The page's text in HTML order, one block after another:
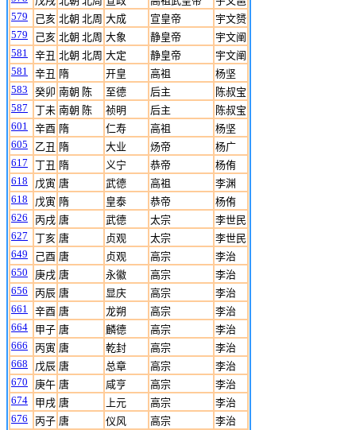
579
己亥 北朝 北周 大成 宣皇帝
宇文赟
579
己亥 北朝 北周 大象 静皇帝
宇文阐
581
辛丑 北朝 北周 大定 静皇帝
宇文阐
581
辛丑 隋 开皇 高祖
杨坚
583
癸卯 南朝 陈 至德 后主
陈叔宝
587
丁未 南朝 陈 祯明 后主
陈叔宝
601
辛酉 隋 仁寿 高祖
杨坚
605
乙丑 隋 大业 炀帝
杨广
617
丁丑 隋 义宁 恭帝
杨侑
618
戊寅 唐 武德 高祖
李渊
618
戊寅 隋 皇泰 恭帝
杨侑
626
丙戌 唐 武德 太宗
李世民
627
丁亥 唐 贞观 太宗
李世民
649
己酉 唐 贞观 高宗
李治
650
庚戌 唐 永徽 高宗
李治
656
丙辰 唐 显庆 高宗
李治
661
辛酉 唐 龙朔 高宗
李治
664
甲子 唐 麟德 高宗
李治
666
丙寅 唐 乾封 高宗
李治
668
戊辰 唐 总章 高宗
李治
670
庚午 唐 咸亨 高宗
李治
674
甲戌 唐 上元 高宗
李治
676
丙子 唐 仪风 高宗
李治